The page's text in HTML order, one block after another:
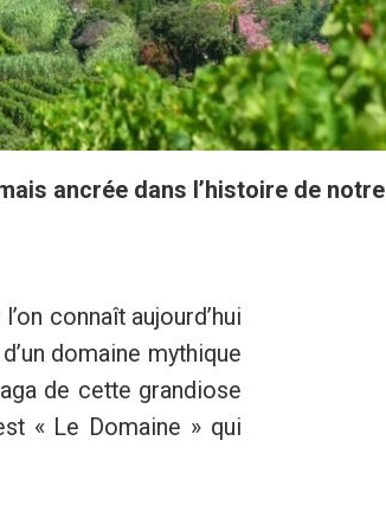
ancrée dans l’histoire de notre
connaît aujourd’hui
domaine mythique
de cette grandiose
« Le Domaine » qui